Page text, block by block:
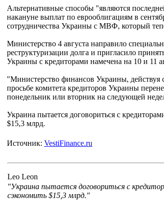
Альтернативные способы "являются
накануне выплат по еврооблигациям в
сотрудничества Украины с МВФ, который
Министерство 4 августа направило
реструктуризации долга и пригласило
Украины с кредиторами намечена на 10 и 11
"Министерство финансов Украины, действуя
просьбе комитета кредиторов Украины
понедельник или вторник на следующей
Украина пытается договориться с
$15,3 млрд.
Источник: VestiFinance.ru
Leo Leon
"Украина пытается договориться с
сэкономить $15,3 млрд."